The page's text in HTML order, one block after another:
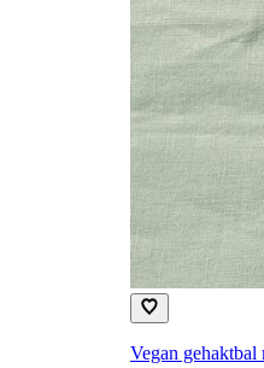
Vegan gehaktbal